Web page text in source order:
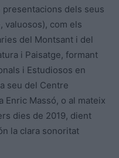
dels seus
valuosos), com els
del Montsant i del
i Paisatge, formant
i Estudiosos en
seu del Centre
Enric Massó, o al mateix
dies de 2019, dient
la clara sonoritat